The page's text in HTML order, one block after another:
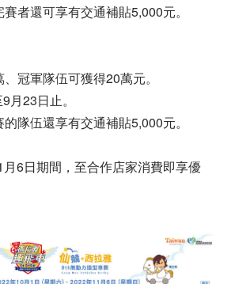
者還可享有交通補貼5,000元。
冠軍隊伍可獲得20萬元。
月23日止。
隊伍還享有交通補貼5,000元。
6日期間，至合作店家消費即享優